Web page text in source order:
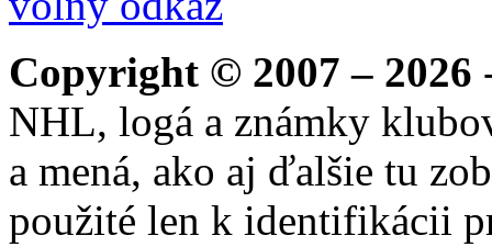
Copyright © 2007 – 2026
NHL, logá a známky
a mená, ako aj ďalšie tu
použité len k identifikácii